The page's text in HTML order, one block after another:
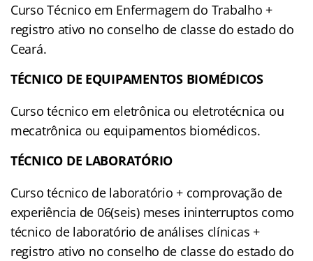
Curso Técnico em Enfermagem do Trabalho +
registro ativo no conselho de classe do estado do
Ceará.
TÉCNICO DE EQUIPAMENTOS BIOMÉDICOS
Curso técnico em eletrônica ou eletrotécnica ou
mecatrônica ou equipamentos biomédicos.
TÉCNICO DE LABORATÓRIO
Curso técnico de laboratório + comprovação de
experiência de 06(seis) meses ininterruptos como
técnico de laboratório de análises clínicas +
registro ativo no conselho de classe do estado do